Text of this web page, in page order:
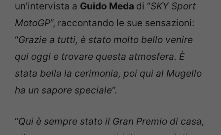
un’intervista a Guido Meda di “SKY Sport
MotoGP“, raccontando le sue sensazioni:
“Grazie a tutti, è stato molto bello venire
qui oggi e trovare questa atmosfera. È
stata bella la cerimonia, poi qui al Mugello
ha un sapore speciale“.
“Qui è sempre stato il Gran Premio di casa,